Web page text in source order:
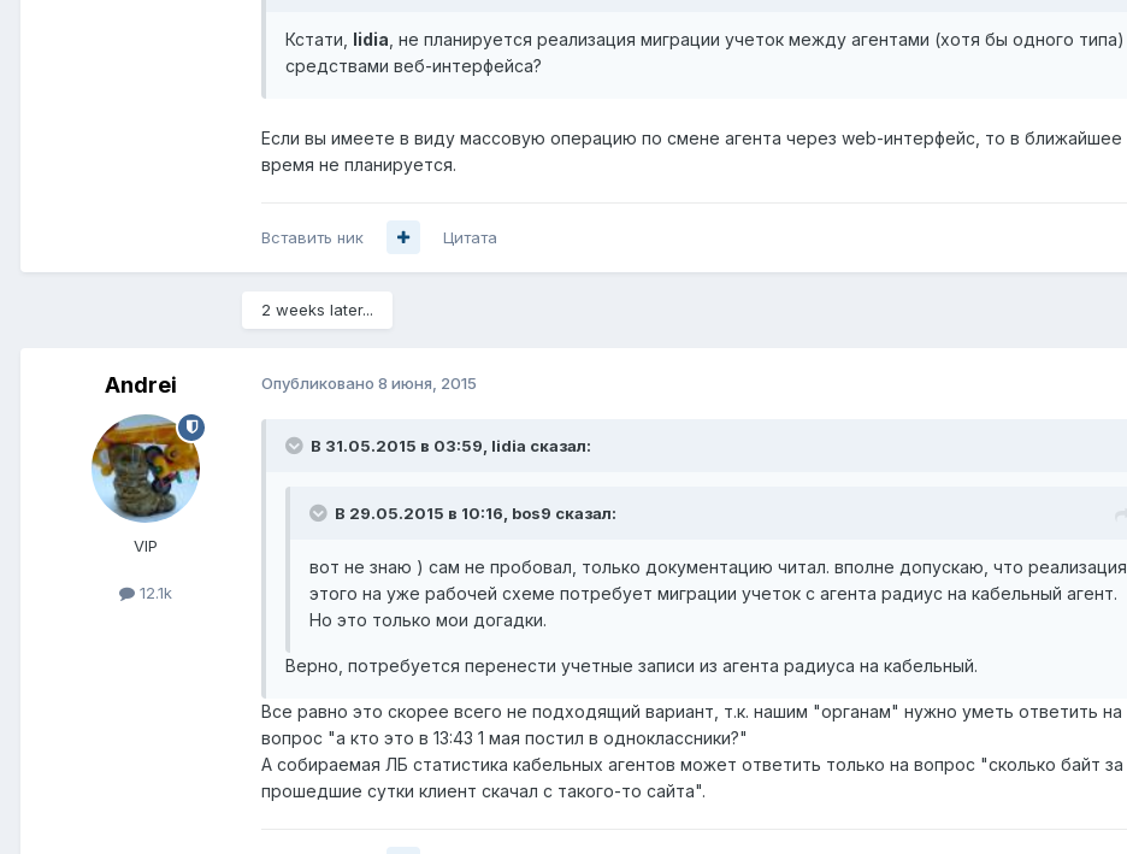
Кстати, lidia , не планируется реализация миграции учеток между агентами (хотя бы одного типа)
средствами веб-интерфейса?
Если вы имеете в виду массовую операцию по смене агента через web-интерфейс, то в ближайшее
время не планируется.
Вставить ник Цитата
2 weeks later...
Andrei
VIP
12.1k
Опубликовано 8 июня, 2015
В 31.05.2015 в 03:59, lidia сказал:
В 29.05.2015 в 10:16, bos9 сказал:
вот не знаю ) сам не пробовал, только документацию читал. вполне допускаю, что реализация
этого на уже рабочей схеме потребует миграции учеток с агента радиус на кабельный агент.
Но это только мои догадки.
Верно, потребуется перенести учетные записи из агента радиуса на кабельный.
Все равно это скорее всего не подходящий вариант, т.к. нашим "органам" нужно уметь ответить на
вопрос "а кто это в 13:43 1 мая постил в одноклассники?"
А собираемая ЛБ статистика кабельных агентов может ответить только на вопрос "сколько байт за
прошедшие сутки клиент скачал с такого-то сайта".